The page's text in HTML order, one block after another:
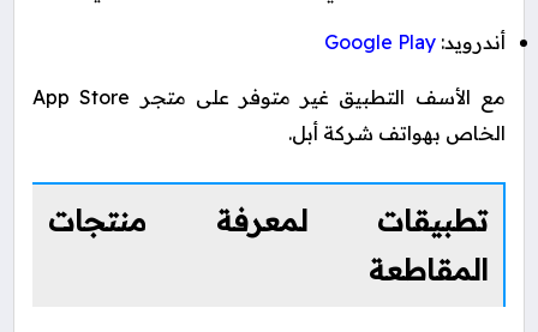
أندرويد:Google Play
مع الأسف التطبيق غير متوفر على متجر App Store
الخاص بهواتف شركة أبل.
تطبيقات لمعرفة منتجات
المقاطعة